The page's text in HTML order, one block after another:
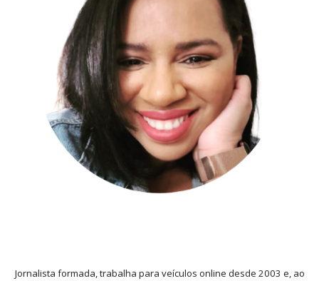
Jornalista formada, trabalha para veículos online desde 2003 e, ao